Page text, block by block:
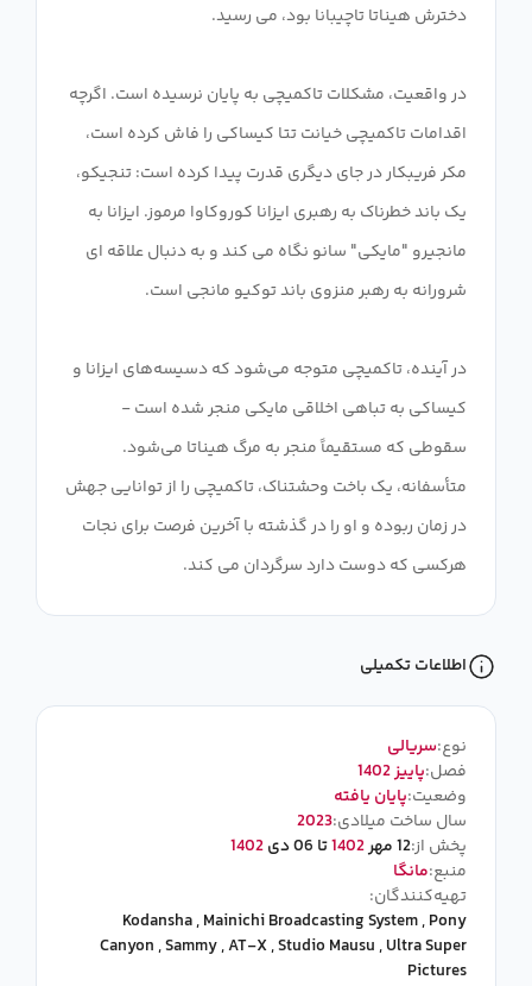
در واقعیت، مشکلات تاکمیچی به پایان نرسیده است. اگرچه
اقدامات تاکمیچی خیانت تتا کیساکی را فاش کرده است،
مکر فریبکار در جای دیگری قدرت پیدا کرده است: تنجیکو،
یک باند خطرناک به رهبری ایزانا کوروکاوا مرموز. ایزانا به
مانجیرو "مایکی" سانو نگاه می کند و به دنبال علاقه ای
در آینده، تاکمیچی متوجه می‌شود که دسیسه‌های ایزانا و
کیساکی به تباهی اخلاقی مایکی منجر شده است -
سقوطی که مستقیماً منجر به مرگ هیناتا می‌شود.
متأسفانه، یک باخت وحشتناک، تاکمیچی را از توانایی جهش
در زمان ربوده و او را در گذشته با آخرین فرصت برای نجات
هرکسی که دوست دارد سرگردان می کند.
اطلاعات تکمیلی
نوع:سریالی
فصل:پاییز 1402
وضعیت:پایان یافته
سال ساخت میلادی:2023
پخش از:12 مهر 1402تا 06 دی
1402
منبع:مانگا
تهیه‌کنندگان:
Kodansha,Mainichi Broadcasting System,Pony
Canyon,Sammy,AT-X,Studio Mausu,Ultra Super
Pictures